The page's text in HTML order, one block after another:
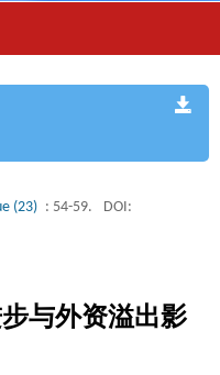
(23) : 54-59.
DOI:
与外资溢出影